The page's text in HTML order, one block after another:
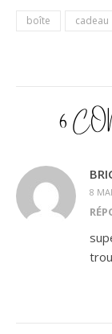
boîte cadeau
6
8